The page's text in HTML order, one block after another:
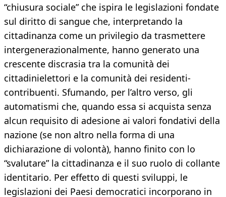
“chiusura sociale” che ispira le legislazioni fondate
sul diritto di sangue che, interpretando la
cittadinanza come un privilegio da trasmettere
intergenerazionalmente, hanno generato una
crescente discrasia tra la comunità dei
cittadinielettori e la comunità dei residenti-
contribuenti. Sfumando, per l’altro verso, gli
automatismi che, quando essa si acquista senza
alcun requisito di adesione ai valori fondativi della
nazione (se non altro nella forma di una
dichiarazione di volontà), hanno finito con lo
“svalutare” la cittadinanza e il suo ruolo di collante
identitario. Per effetto di questi sviluppi, le
legislazioni dei Paesi democratici incorporano in